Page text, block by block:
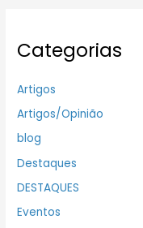
Categorias
Artigos
Artigos/Opinião
blog
Destaques
DESTAQUES
Eventos